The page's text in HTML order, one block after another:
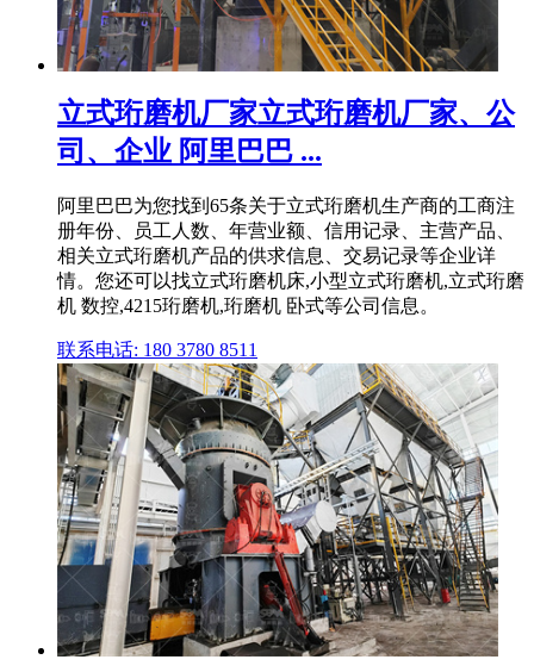
立式珩磨机厂家立式珩磨机厂家、公
司、企业 阿里巴巴 ...
阿里巴巴为您找到65条关于立式珩磨机生产商的工商注
册年份、员工人数、年营业额、信用记录、主营产品、
相关立式珩磨机产品的供求信息、交易记录等企业详
情。您还可以找立式珩磨机床,小型立式珩磨机,立式珩磨
机 数控,4215珩磨机,珩磨机 卧式等公司信息。
联系电话: 180 3780 8511